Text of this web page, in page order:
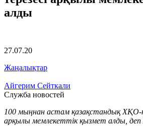
алды
27.07.20
Жаңалықтар
Айгерим Сейткали
Служба новостей
100 мыңнан астам қазақстандық ХҚО-
арқылы мемлекеттік қызмет алды, деп